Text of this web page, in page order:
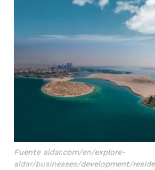
Fuente aldar.com/en/explore-
aldar/businesses/development/